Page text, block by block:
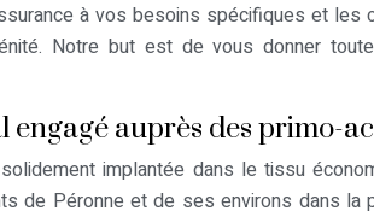
à vos besoins spécifiques et les
Notre but est de vous donner
auprès des primo-
implantée dans le tissu
de Péronne et de ses environs dans la